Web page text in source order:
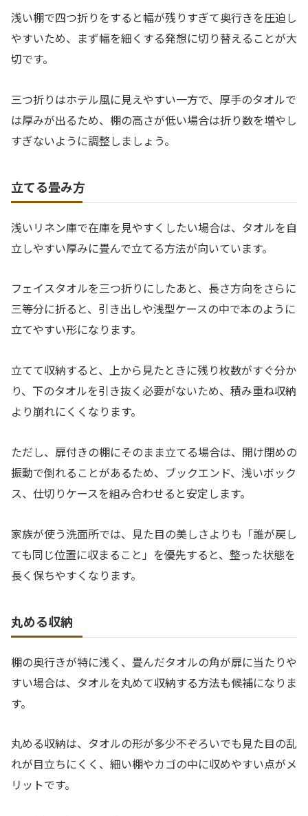
浅い棚で四つ折りをすると幅が残りすぎて奥行きを圧迫し
やすいため、まず幅を細くする発想に切り替えることが大
切です。
三つ折りはホテル風に見えやすい一方で、厚手のタオルで
は厚みが出るため、棚の高さが低い場合は折り数を増やし
すぎないように調整しましょう。
立てる畳み方
浅いリネン庫で在庫を見やすくしたい場合は、タオルを自
立しやすい厚みに畳んで立てる方法が向いています。
フェイスタオルを三つ折りにしたあと、長さ方向をさらに
三等分に折ると、引き出しや浅型ケースの中で本のように
立てやすい形になります。
立てて収納すると、上から見たときに残り枚数がすぐ分か
り、下のタオルを引き抜く必要がないため、積み重ね収納
より崩れにくくなります。
ただし、扉付きの棚にそのまま立てる場合は、開け閉めの
振動で倒れることがあるため、ブックエンド、浅いボック
ス、仕切りケースを組み合わせると安定します。
家族が使う洗面所では、見た目の美しさよりも「誰が戻し
ても同じ位置に収まること」を優先すると、整った状態を
長く保ちやすくなります。
丸める収納
棚の奥行きが特に浅く、畳んだタオルの角が扉に当たりや
すい場合は、タオルを丸めて収納する方法も候補になりま
す。
丸める収納は、タオルの形が多少不ぞろいでも見た目の乱
れが目立ちにくく、細い棚やカゴの中に収めやすい点がメ
リットです。